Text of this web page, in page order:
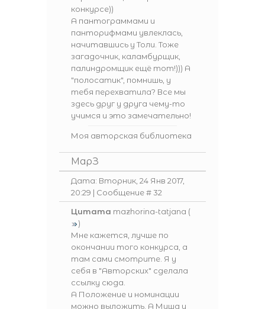
конкурсе))
А пантограммами и
панторифмами увлеклась,
начитавшись у Толи. Тоже
загадочник, каламбурщик,
палиндромщик ещё тот!))) А
"полосатик", помнишь, у
тебя перехватила? Все мы
здесь друг у друга чему-то
учимся и это замечательно!
Моя авторская библиотека
МарЗ
Дата: Вторник, 24 Янв 2017,
20:29 | Сообщение #32
Цитата mazhorina-tatjana (
)
Мне кажется, лучше по
окончании того конкурса, а
там сами смотрите. Я у
себя в "Авторских" сделала
ссылку сюда.
А Положение и номинации
можно выложить. А Миша у